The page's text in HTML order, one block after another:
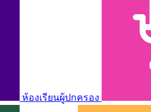
ห้องเรียนผู้ปกครอง